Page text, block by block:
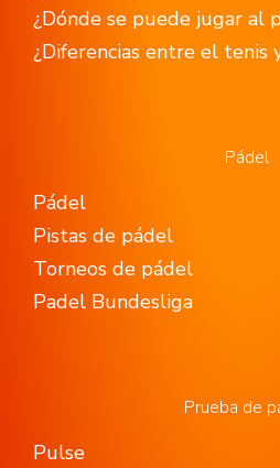
¿Dónde se puede jugar al
¿Diferencias entre el tenis
Pádel
Pádel
Pistas de pádel
Torneos de pádel
Padel Bundesliga
Prueba de
Pulse